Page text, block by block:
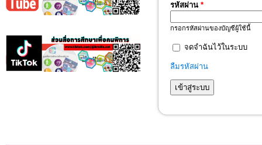
รหัสผ่าน *
กรอกรหัสผ่านของบัญชีผู้ใช้นี้
จดจำฉันไว้ในระบบ
ลืมรหัสผ่าน